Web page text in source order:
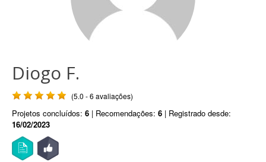
Diogo F.
(5.0 - 6 avaliações)
Projetos concluídos: 6 | Recomendações: 6 | Registrado desde:
16/02/2023